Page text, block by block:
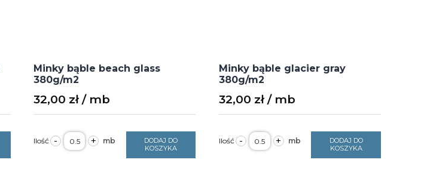
Minky bąble beach glass
380g/m2
32,00 zł
- ilość
Minky
bąble
+
DODAJ DO
KOSZYKA
Minky bąble glacier gray
380g/m2
32,00 zł
- ilość
Minky
bąble
+
DODAJ DO
KOSZYKA